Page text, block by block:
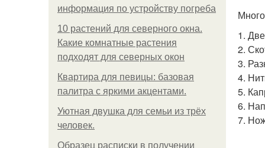
информация по устройству погреба
10 растений для северного окна.
Какие комнатные растения
подходят для северных окон
Квартира для певицы: базовая
палитра с яркими акцентами.
Уютная двушка для семьи из трёх
человек.
Образец расписки в получении
1.
2.
3.
4.
5.
6.
7.